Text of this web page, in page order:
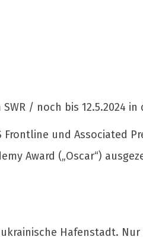
/ noch bis 12.5.2024 in
und Associated
Award („Oscar“)
Hafenstadt.